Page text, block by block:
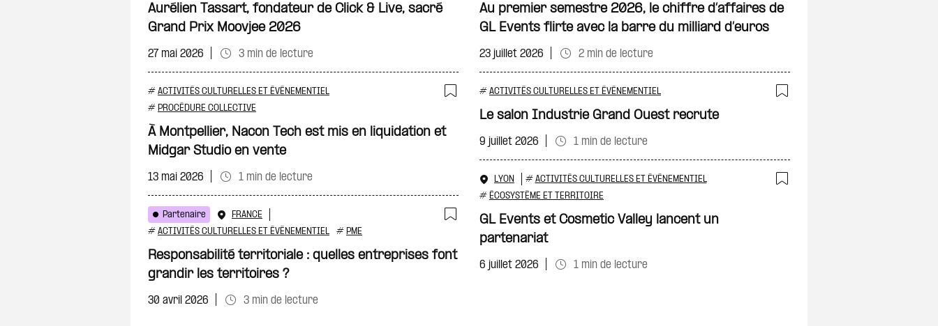
Aurélien Tassart, fondateur de Click & Live, sacré
Grand Prix Moovjee 2026
27 mai 2026 3 min de lecture
# ACTIVITÉS CULTURELLES ET ÉVÉNEMENTIEL
# PROCÉDURE COLLECTIVE Ajouter à ma sélection
À Montpellier, Nacon Tech est mis en liquidation et
Midgar Studio en vente
13 mai 2026 1 min de lecture
Partenaire
FRANCE
# ACTIVITÉS CULTURELLES ET ÉVÉNEMENTIEL # PME Ajouter à ma sélection
Responsabilité territoriale : quelles entreprises font
grandir les territoires ?
30 avril 2026 3 min de lecture
Au premier semestre 2026, le chiffre d’affaires de
GL Events flirte avec la barre du milliard d’euros
23 juillet 2026 2 min de lecture
# ACTIVITÉS CULTURELLES ET ÉVÉNEMENTIEL
Le salon Industrie Grand Ouest recrute
9 juillet 2026 1 min de lecture
LYON # ACTIVITÉS CULTURELLES ET ÉVÉNEMENTIEL
# ÉCOSYSTÈME ET TERRITOIRE
GL Events et Cosmetic Valley lancent un
partenariat
6 juillet 2026 1 min de lecture